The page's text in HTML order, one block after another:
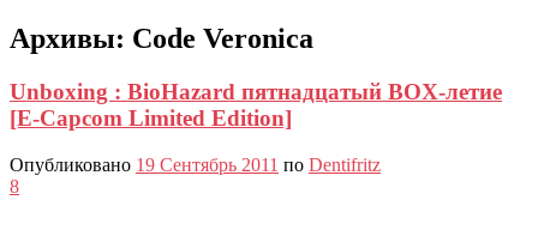
Архивы: Code Veronica
Unboxing : BioHazard пятнадцатый BOX-летие
[E-Capcom Limited Edition]
Опубликовано 19 Сентябрь 2011 по Dentifritz
8